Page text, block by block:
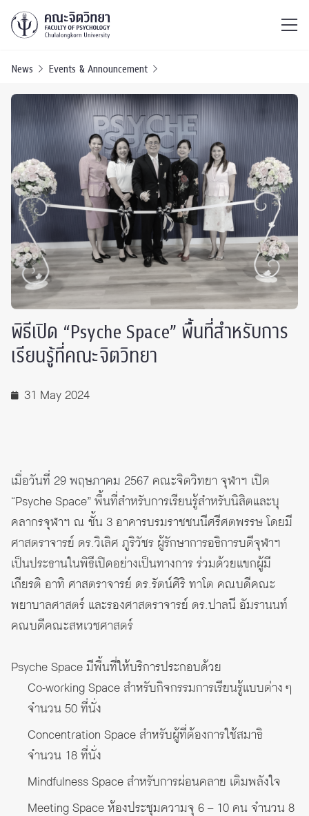
News Events & Announcement
พิธีเปิด “Psyche Space” พื้นที่สำหรับการ
เรียนรู้ที่คณะจิตวิทยา
31 May 2024
เมื่อวันที่ 29 พฤษภาคม 2567 คณะจิตวิทยา จุฬาฯ เปิด
“Psyche Space” พื้นที่สำหรับการเรียนรู้สำหรับนิสิตและบุ
คลากรจุฬาฯ ณ ชั้น 3 อาคารบรมราชชนนีศรีศตพรรษ โดยมี
ศาสตราจารย์ ดร.วิเลิศ ภูริวัชร ผู้รักษาการอธิการบดีจุฬาฯ
เป็นประธานในพิธีเปิดอย่างเป็นทางการ ร่วมด้วยแขกผู้มี
เกียรติ อาทิ ศาสตราจารย์ ดร.รัตน์ศิริ ทาโต คณบดีคณะ
พยาบาลศาสตร์ และรองศาสตราจารย์ ดร.ปาลนี อัมรานนท์
คณบดีคณะสหเวชศาสตร์
Psyche Space มีพื้นที่ให้บริการประกอบด้วย
Co-working Space สำหรับกิจกรรมการเรียนรู้แบบต่าง ๆ
จำนวน 50 ที่นั่ง
Concentration Space สำหรับผู้ที่ต้องการใช้สมาธิ
จำนวน 18 ที่นั่ง
Mindfulness Space สำหรับการผ่อนคลาย เติมพลังใจ
Meeting Space ห้องประชุมความจุ 6 – 10 คน จำนวน 8